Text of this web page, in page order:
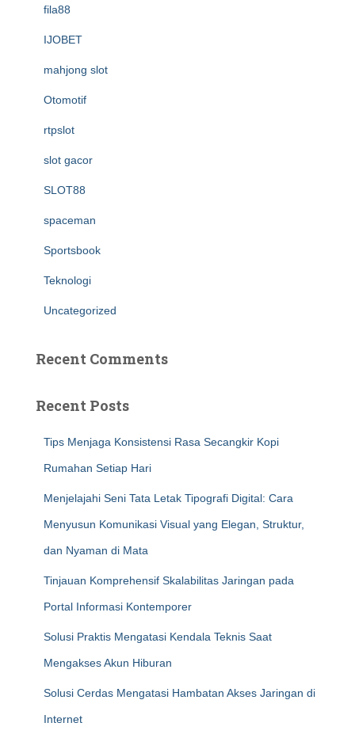
fila88
IJOBET
mahjong slot
Otomotif
rtpslot
slot gacor
SLOT88
spaceman
Sportsbook
Teknologi
Uncategorized
Recent Comments
Recent Posts
Tips Menjaga Konsistensi Rasa Secangkir Kopi
Rumahan Setiap Hari
Menjelajahi Seni Tata Letak Tipografi Digital: Cara
Menyusun Komunikasi Visual yang Elegan, Struktur,
dan Nyaman di Mata
Tinjauan Komprehensif Skalabilitas Jaringan pada
Portal Informasi Kontemporer
Solusi Praktis Mengatasi Kendala Teknis Saat
Mengakses Akun Hiburan
Solusi Cerdas Mengatasi Hambatan Akses Jaringan di
Internet